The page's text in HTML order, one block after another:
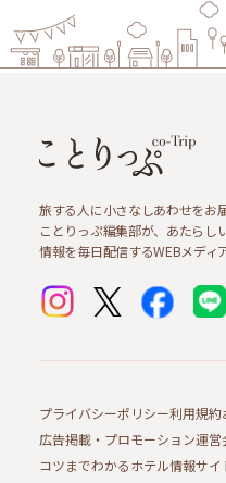
旅する人に小さなしあわせをお
ことりっぷ編集部が、あたらし
情報を毎日配信するWEBメディ
プライバシーポリシー利用規約
広告掲載・プロモーション運営
コツまでわかるホテル情報サイ